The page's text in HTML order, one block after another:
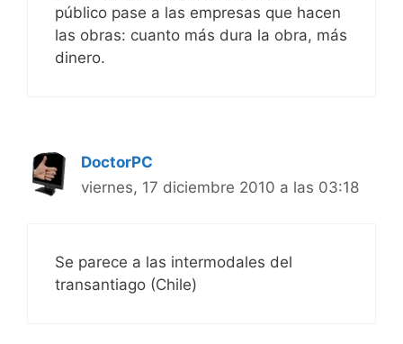
público pase a las empresas que hacen
las obras: cuanto más dura la obra, más
dinero.
DoctorPC
viernes, 17 diciembre 2010 a las 03:18
Se parece a las intermodales del
transantiago (Chile)